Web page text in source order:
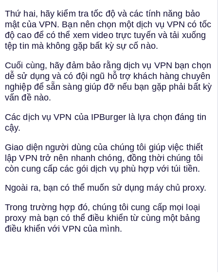
Thứ hai, hãy kiểm tra tốc độ và các tính năng bảo
mật của VPN. Bạn nên chọn một dịch vụ VPN có tốc
độ cao để có thể xem video trực tuyến và tải xuống
tệp tin mà không gặp bất kỳ sự cố nào.
Cuối cùng, hãy đảm bảo rằng dịch vụ VPN bạn chọn
dễ sử dụng và có đội ngũ hỗ trợ khách hàng chuyên
nghiệp để sẵn sàng giúp đỡ nếu bạn gặp phải bất kỳ
vấn đề nào.
Các dịch vụ VPN của IPBurger là lựa chọn đáng tin
cậy.
Giao diện người dùng của chúng tôi giúp việc thiết
lập VPN trở nên nhanh chóng, đồng thời chúng tôi
còn cung cấp các gói dịch vụ phù hợp với túi tiền.
Ngoài ra, bạn có thể muốn sử dụng máy chủ proxy.
Trong trường hợp đó, chúng tôi cung cấp mọi loại
proxy mà bạn có thể điều khiển từ cùng một bảng
điều khiển với VPN của mình.